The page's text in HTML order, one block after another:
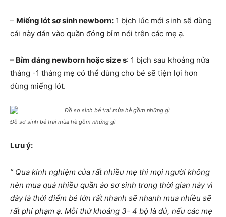
– Miếng lót sơ sinh newborn: 1 bịch lúc mới sinh sẽ dùng
cái này dán vào quần đóng bỉm nói trên các mẹ ạ.
– Bỉm dáng newborn hoặc size s: 1 bịch sau khoảng nửa
tháng -1 tháng mẹ có thể dùng cho bé sẽ tiện lợi hơn
dùng miếng lót.
Đồ sơ sinh bé trai mùa hè gồm những gì
Lưu ý:
” Qua kinh nghiệm của rất nhiều mẹ thì mọi người không
nên mua quá nhiều quần áo sơ sinh trong thời gian này vì
đây là thời điểm bé lớn rất nhanh sẽ nhanh mua nhiều sẽ
rất phí phạm ạ. Mỗi thứ khoảng 3- 4 bộ là đủ, nếu các mẹ